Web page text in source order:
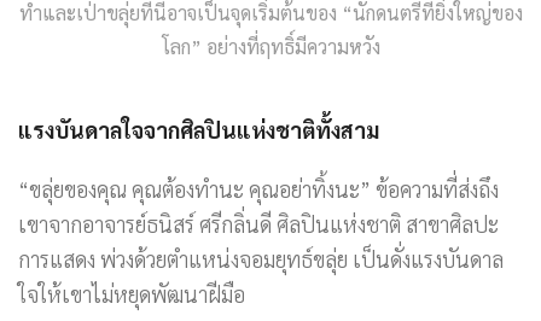
ทำและเป่าขลุ่ยที่นี่อาจเป็นจุดเริ่มต้นของ “นักดนตรีที่ยิ่งใหญ่ของ
โลก” อย่างที่ฤทธิ์มีความหวัง
แรงบันดาลใจจากศิลปินแห่งชาติทั้งสาม
“ขลุ่ยของคุณ คุณต้องทำนะ คุณอย่าทิ้งนะ” ข้อความที่ส่งถึง
เขาจากอาจารย์ธนิสร์ ศรีกลิ่นดี ศิลปินแห่งชาติ สาขาศิลปะ
การแสดง พ่วงด้วยตำแหน่งจอมยุทธ์ขลุ่ย เป็นดั่งแรงบันดาล
ใจให้เขาไม่หยุดพัฒนาฝีมือ